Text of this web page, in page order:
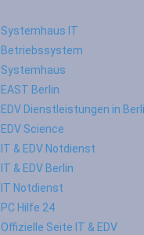
Systemhaus IT
Betriebssystem
Systemhaus
EAST Berlin
EDV Dienstleistungen in
EDV Science
IT & EDV Notdienst
IT & EDV Berlin
IT Notdienst
PC Hilfe 24
Offizielle Seite IT & EDV